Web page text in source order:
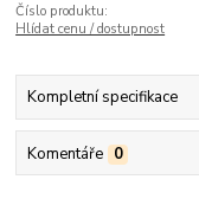
Číslo produktu:
Hlídat cenu / dostupnost
Kompletní specifikace
Komentáře 0